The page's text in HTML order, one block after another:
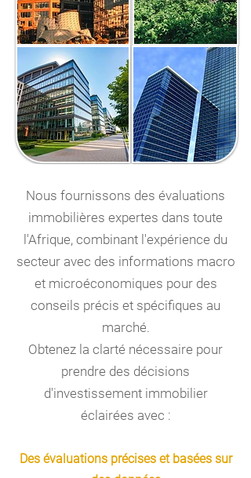
Nous fournissons des évaluations
immobilières expertes dans toute
l'Afrique, combinant l'expérience du
secteur avec des informations macro
et microéconomiques pour des
conseils précis et spécifiques au
marché.
Obtenez la clarté nécessaire pour
prendre des décisions
d'investissement immobilier
éclairées avec :
Des évaluations précises et basées sur